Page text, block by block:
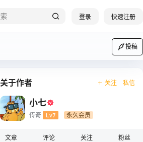
登录 快速注册
投稿
关于作者 关注 私信
小七
传奇 Lv7 永久会员
文章 评论 关注 粉丝